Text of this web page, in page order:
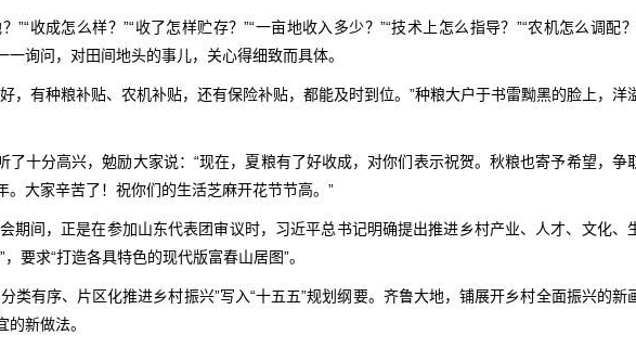
”“收成怎么样？”“收了怎样贮存？”“一亩地收入多少？”“技术上怎么指导？”“农机怎么调配
询问，对田间地头的事儿，关心得细致而具体。
，有种粮补贴、农机补贴，还有保险补贴，都能及时到位。”种粮大户于书雷黝黑的脸上，洋
了十分高兴，勉励大家说：“现在，夏粮有了好收成，对你们表示祝贺。秋粮也寄予希望，争
。大家辛苦了！祝你们的生活芝麻开花节节高。”
期间，正是在参加山东代表团审议时，习近平总书记明确提出推进乡村产业、人才、文化、
要求“打造各具特色的现代版富春山居图”。
类有序、片区化推进乡村振兴”写入“十五五”规划纲要。齐鲁大地，铺展开乡村全面振兴的新
新做法。